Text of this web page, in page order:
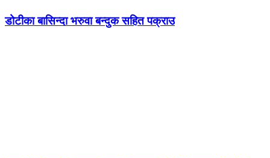
डोटीका बासिन्दा भरुवा बन्दुक सहित पक्राउ